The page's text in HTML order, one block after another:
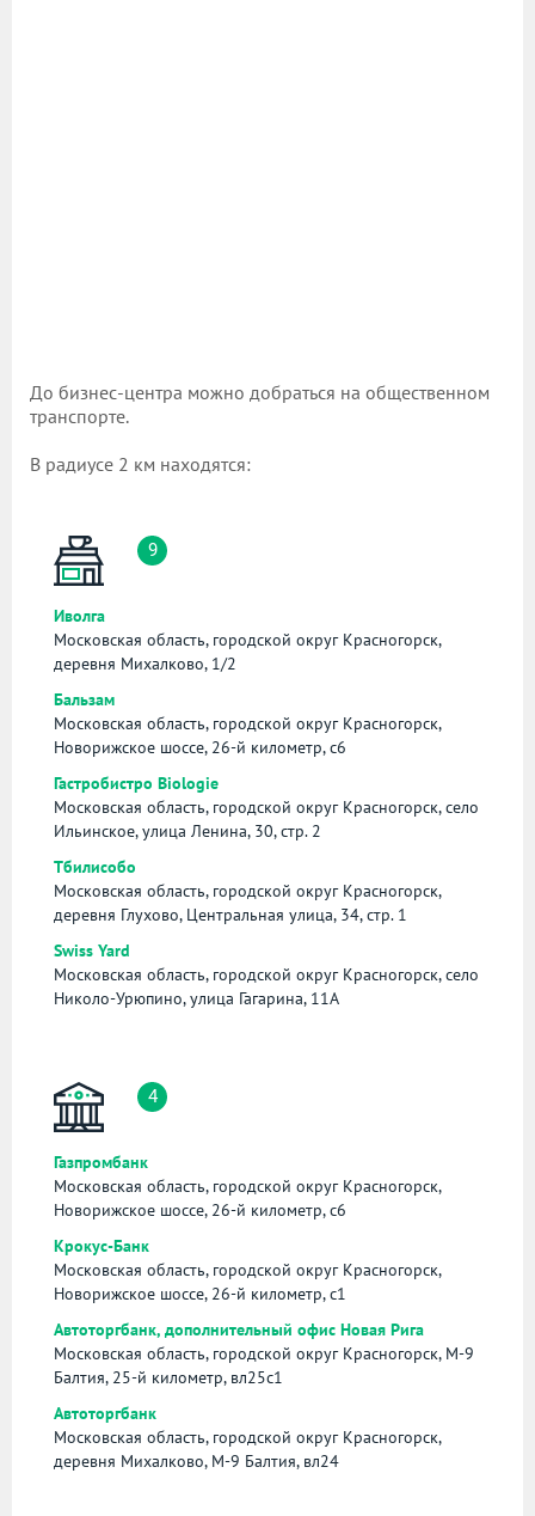
До бизнес-центра можно добраться на общественном
транспорте.
В радиусе 2 км находятся:
9
Иволга
Московская область, городской округ Красногорск,
деревня Михалково, 1/2
Бальзам
Московская область, городской округ Красногорск,
Новорижское шоссе, 26-й километр, с6
Гастробистро Biologie
Московская область, городской округ Красногорск, село
Ильинское, улица Ленина, 30, стр. 2
Тбилисобо
Московская область, городской округ Красногорск,
деревня Глухово, Центральная улица, 34, стр. 1
Swiss Yard
Московская область, городской округ Красногорск, село
Николо-Урюпино, улица Гагарина, 11А
4
Газпромбанк
Московская область, городской округ Красногорск,
Новорижское шоссе, 26-й километр, с6
Крокус-Банк
Московская область, городской округ Красногорск,
Новорижское шоссе, 26-й километр, с1
Автоторгбанк, дополнительный офис Новая Рига
Московская область, городской округ Красногорск, М-9
Балтия, 25-й километр, вл25с1
Автоторгбанк
Московская область, городской округ Красногорск,
деревня Михалково, М-9 Балтия, вл24